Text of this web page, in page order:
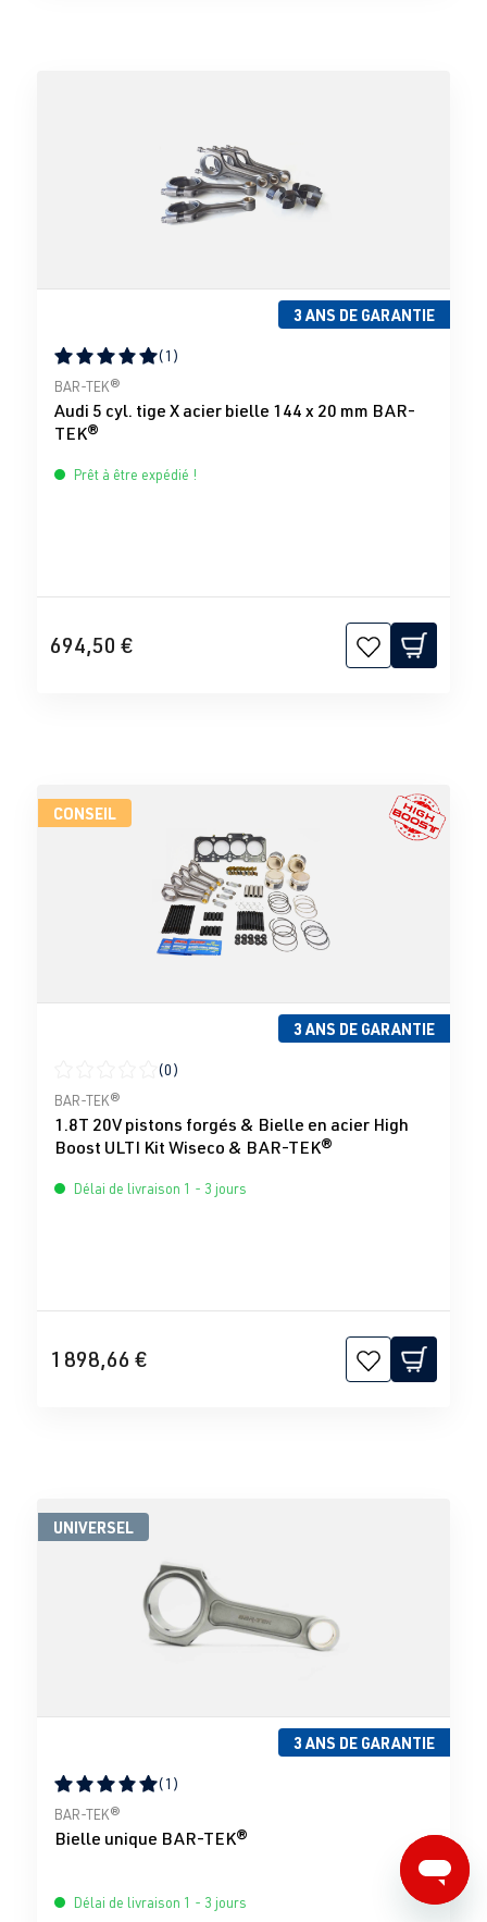
3 ANS DE GARANTIE
Note moyenne de 5 sur 5 étoiles
(1)
BAR-TEK®
Audi 5 cyl. tige X acier bielle 144 x 20 mm BAR-
TEK®
Prêt à être expédié !
694,50 €
CONSEIL
3 ANS DE GARANTIE
Note moyenne de 0 sur 5 étoiles
(0)
BAR-TEK®
1.8T 20V pistons forgés & Bielle en acier High
Boost ULTI Kit Wiseco & BAR-TEK®
Délai de livraison 1 - 3 jours
1 898,66 €
UNIVERSEL
3 ANS DE GARANTIE
Note moyenne de 5 sur 5 étoiles
(1)
BAR-TEK®
Bielle unique BAR-TEK®
Délai de livraison 1 - 3 jours